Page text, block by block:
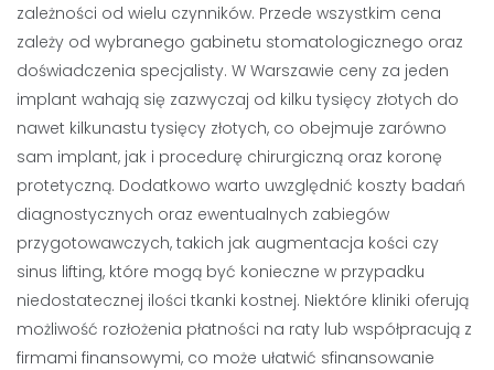
zależności od wielu czynników. Przede wszystkim cena
zależy od wybranego gabinetu stomatologicznego oraz
doświadczenia specjalisty. W Warszawie ceny za jeden
implant wahają się zazwyczaj od kilku tysięcy złotych do
nawet kilkunastu tysięcy złotych, co obejmuje zarówno
sam implant, jak i procedurę chirurgiczną oraz koronę
protetyczną. Dodatkowo warto uwzględnić koszty badań
diagnostycznych oraz ewentualnych zabiegów
przygotowawczych, takich jak augmentacja kości czy
sinus lifting, które mogą być konieczne w przypadku
niedostatecznej ilości tkanki kostnej. Niektóre kliniki oferują
możliwość rozłożenia płatności na raty lub współpracują z
firmami finansowymi, co może ułatwić sfinansowanie